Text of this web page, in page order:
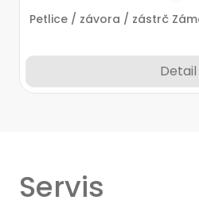
Petlice / závora / zástrč
Detail
Servis